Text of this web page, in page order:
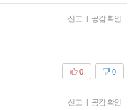
신고 | 공감 확인
0
0
신고 | 공감 확인